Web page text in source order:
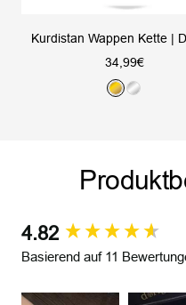
Kurdistan Wappen Kette |
Angebotspreis
34,99€
G S
e
4.82
Basierend auf 11
New content loaded